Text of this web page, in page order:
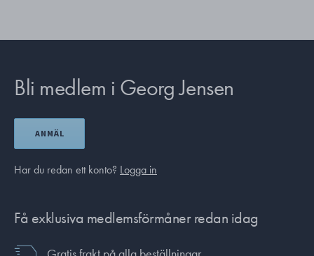
Bli medlem i Georg Jensen
ANMÄL
Har du redan ett konto? Logga in
Få exklusiva medlemsförmåner redan idag